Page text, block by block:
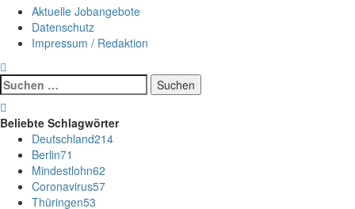
Aktuelle Jobangebote
Datenschutz
Impressum / Redaktion
Suchen
nach:
Beliebte Schlagwörter
Deutschland214
Berlin71
Mindestlohn62
Coronavirus57
Thüringen53